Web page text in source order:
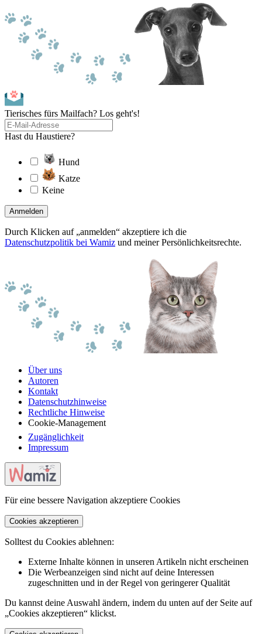
Tierisches fürs Mailfach? Los geht's!
Hast du Haustiere?
Hund
Katze
Keine
Anmelden
Durch Klicken auf „anmelden“ akzeptiere ich die
Datenschutzpolitik bei Wamiz und meiner Persönlichkeitsrechte.
Über uns
Autoren
Kontakt
Datenschutzhinweise
Rechtliche Hinweise
Cookie-Management
Zugänglichkeit
Impressum
Für eine bessere Navigation akzeptiere Cookies
Cookies akzeptieren
Solltest du Cookies ablehnen:
Externe Inhalte können in unseren Artikeln nicht erscheinen
Die Werbeanzeigen sind nicht auf deine Interessen
zugeschnitten und in der Regel von geringerer Qualität
Du kannst deine Auswahl ändern, indem du unten auf der Seite auf
„Cookies akzeptieren“ klickst.